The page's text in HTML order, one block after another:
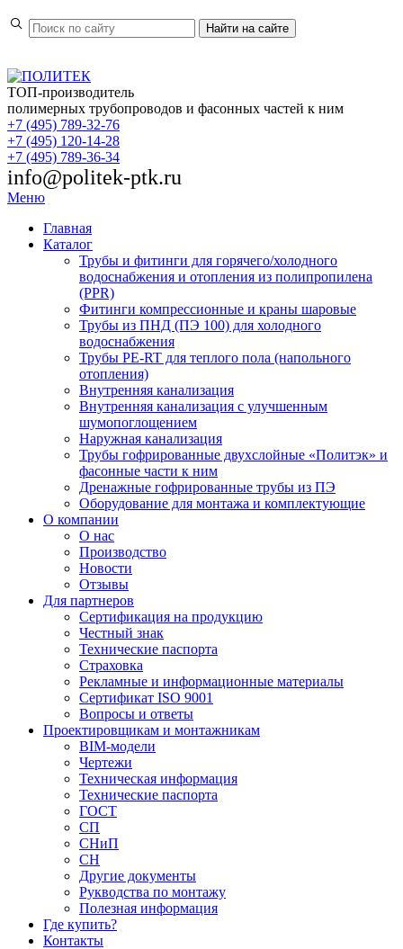
Найти на сайте
ТОП-производитель
полимерных трубопроводов и фасонных частей к ним
+7 (495) 789-32-76
+7 (495) 120-14-28
+7 (495) 789-36-34
info@politek-ptk.ru
Меню
Главная
Каталог
Трубы и фитинги для горячего/холодного
водоснабжения и отопления из полипропилена
(PPR)
Фитинги компрессионные и краны шаровые
Трубы из ПНД (ПЭ 100) для холодного
водоснабжения
Трубы PE-RT для теплого пола (напольного
отопления)
Внутренняя канализация
Внутренняя канализация с улучшенным
шумопоглощением
Наружная канализация
Трубы гофрированные двухслойные «Политэк» и
фасонные части к ним
Дренажные гофрированные трубы из ПЭ
Оборудование для монтажа и комплектующие
О компании
О нас
Производство
Новости
Отзывы
Для партнеров
Сертификация на продукцию
Честный знак
Технические паспорта
Страховка
Рекламные и информационные материалы
Сертификат ISO 9001
Вопросы и ответы
Проектировщикам и монтажникам
BIM-модели
Чертежи
Техническая информация
Технические паспорта
ГОСТ
СП
СНиП
СН
Другие документы
Рукводства по монтажу
Полезная информация
Где купить?
Контакты